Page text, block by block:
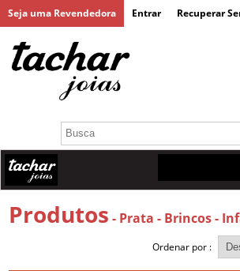
Seja uma Revendedora Entrar Recuperar
Produtos - Prata - Brincos-
Ordenar por :